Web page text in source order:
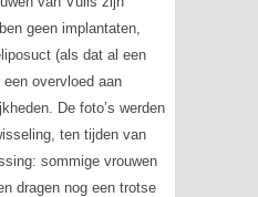
geen implantaten,
(als dat al een
overvloed aan
De foto’s werden
ten tijden van
sommige vrouwen
dragen nog een trotse